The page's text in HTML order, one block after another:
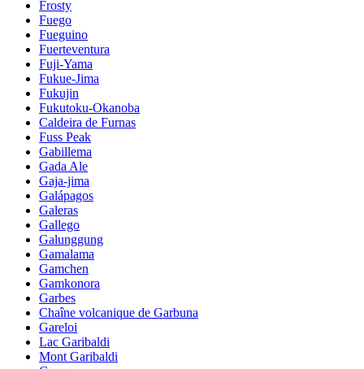
Frosty
Fuego
Fueguino
Fuerteventura
Fuji-Yama
Fukue-Jima
Fukujin
Fukutoku-Okanoba
Caldeira de Furnas
Fuss Peak
Gabillema
Gada Ale
Gaja-jima
Galápagos
Galeras
Gallego
Galunggung
Gamalama
Gamchen
Gamkonora
Garbes
Chaîne volcanique de Garbuna
Gareloi
Lac Garibaldi
Mont Garibaldi